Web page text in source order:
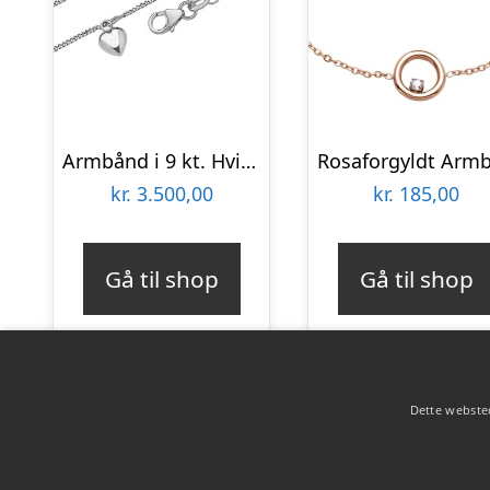
Armbånd i 9 kt. Hvidguld med Hjerte 16 cm – Mulighed for gravering
kr. 3.500,00
Gå til shop
kr. 185,00
Gå til shop
Dette